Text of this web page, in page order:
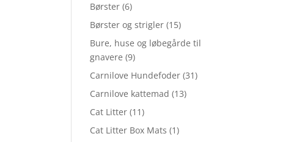
Børster (6)
Børster og strigler (15)
Bure, huse og løbegårde til
gnavere (9)
Carnilove Hundefoder (31)
Carnilove kattemad (13)
Cat Litter (11)
Cat Litter Box Mats (1)